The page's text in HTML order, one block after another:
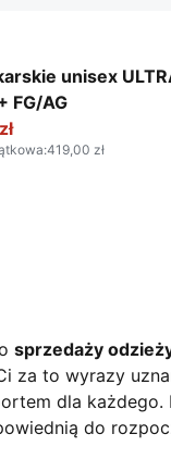
unisex
FG/AG
PUMA White-
:419,00 zł
sprzedaży
za to wyrazy
dla
do